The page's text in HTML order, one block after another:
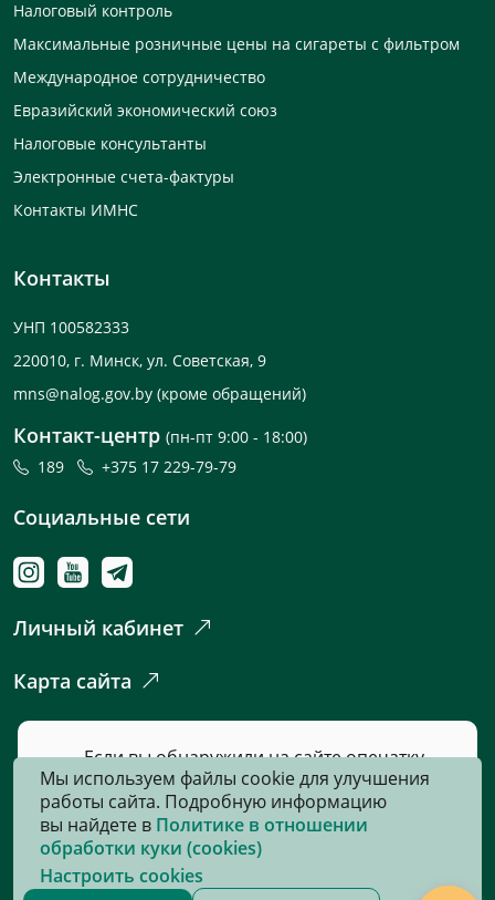
Налоговый контроль
Максимальные розничные цены на сигареты с фильтром
Международное сотрудничество
Евразийский экономический союз
Налоговые консультанты
Электронные счета-фактуры
Контакты ИМНС
Контакты
УНП 100582333
220010, г. Минск, ул. Советская, 9
mns@nalog.gov.by (кроме обращений)
Контакт-центр (пн-пт 9:00 - 18:00)
189
+375 17 229-79-79
Социальные сети
Личный кабинет
Карта сайта
Если вы обнаружили на сайте опечатку
или неточность, пожалуйста, нажмите
сюдаи сообщите нам об этом.
© 2026, Все права защищены
Мы используем файлы cookie для улучшения
работы сайта. Подробную информацию
вы найдете в Политике в отношении
обработки куки (cookies)
Настроить cookies